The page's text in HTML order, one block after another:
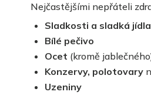
Nejčastějšími nepřáteli
Sladkosti a sladká jídla
Bílé pečivo
Ocet (kromě
Konzervy, polotovary
Uzeniny